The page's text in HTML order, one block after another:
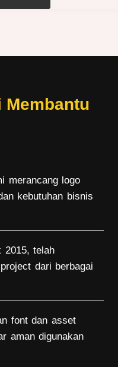
Membantu
merancang logo
kebutuhan bisnis
2015, telah
dari berbagai
font dan asset
aman digunakan